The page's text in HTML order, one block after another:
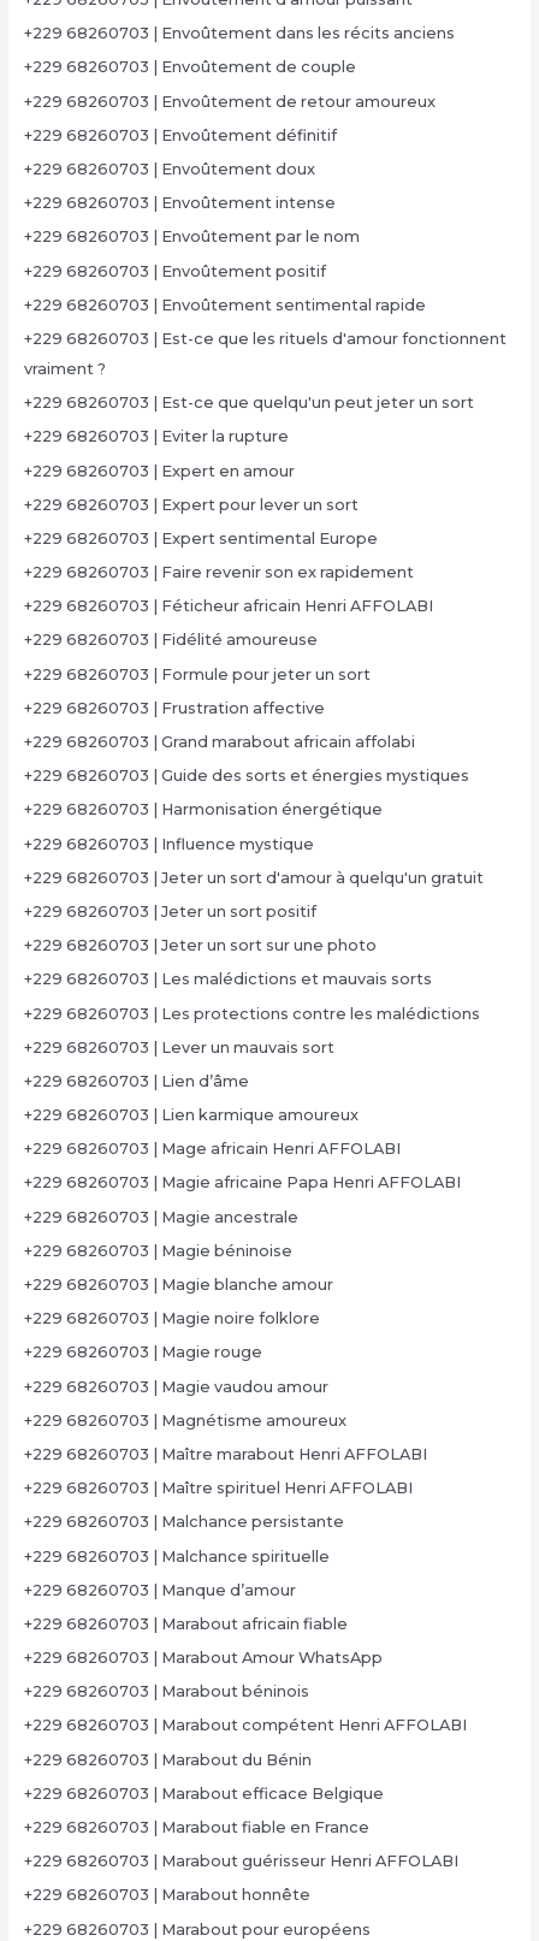
+229 68260703 | Envoûtement dans les récits anciens
+229 68260703 | Envoûtement de couple
+229 68260703 | Envoûtement de retour amoureux
+229 68260703 | Envoûtement définitif
+229 68260703 | Envoûtement doux
+229 68260703 | Envoûtement intense
+229 68260703 | Envoûtement par le nom
+229 68260703 | Envoûtement positif
+229 68260703 | Envoûtement sentimental rapide
+229 68260703 | Est-ce que les rituels d'amour fonctionnent
vraiment ?
+229 68260703 | Est-ce que quelqu'un peut jeter un sort
+229 68260703 | Eviter la rupture
+229 68260703 | Expert en amour
+229 68260703 | Expert pour lever un sort
+229 68260703 | Expert sentimental Europe
+229 68260703 | Faire revenir son ex rapidement
+229 68260703 | Féticheur africain Henri AFFOLABI
+229 68260703 | Fidélité amoureuse
+229 68260703 | Formule pour jeter un sort
+229 68260703 | Frustration affective
+229 68260703 | Grand marabout africain affolabi
+229 68260703 | Guide des sorts et énergies mystiques
+229 68260703 | Harmonisation énergétique
+229 68260703 | Influence mystique
+229 68260703 | Jeter un sort d'amour à quelqu'un gratuit
+229 68260703 | Jeter un sort positif
+229 68260703 | Jeter un sort sur une photo
+229 68260703 | Les malédictions et mauvais sorts
+229 68260703 | Les protections contre les malédictions
+229 68260703 | Lever un mauvais sort
+229 68260703 | Lien d’âme
+229 68260703 | Lien karmique amoureux
+229 68260703 | Mage africain Henri AFFOLABI
+229 68260703 | Magie africaine Papa Henri AFFOLABI
+229 68260703 | Magie ancestrale
+229 68260703 | Magie béninoise
+229 68260703 | Magie blanche amour
+229 68260703 | Magie noire folklore
+229 68260703 | Magie rouge
+229 68260703 | Magie vaudou amour
+229 68260703 | Magnétisme amoureux
+229 68260703 | Maître marabout Henri AFFOLABI
+229 68260703 | Maître spirituel Henri AFFOLABI
+229 68260703 | Malchance persistante
+229 68260703 | Malchance spirituelle
+229 68260703 | Manque d’amour
+229 68260703 | Marabout africain fiable
+229 68260703 | Marabout Amour WhatsApp
+229 68260703 | Marabout béninois
+229 68260703 | Marabout compétent Henri AFFOLABI
+229 68260703 | Marabout du Bénin
+229 68260703 | Marabout efficace Belgique
+229 68260703 | Marabout fiable en France
+229 68260703 | Marabout guérisseur Henri AFFOLABI
+229 68260703 | Marabout honnête
+229 68260703 | Marabout pour européens